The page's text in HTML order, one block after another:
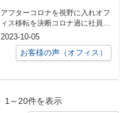
アフターコロナを視野に入れオフ
ィス移転を決断コロナ過に社員の
ほぼフルリモートが行われまし
た。社内外問...
2023-10-05
お客様の声（オフィス）
1～20件を表示